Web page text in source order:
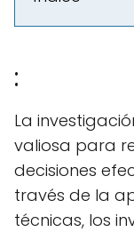
:
La
valiosa para
decisiones
través de la
técnicas, los